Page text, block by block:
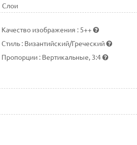
Слои
Качество изображения : 5++
Стиль : Византийский/Греческий
Пропорции : Вертикальные, 3:4